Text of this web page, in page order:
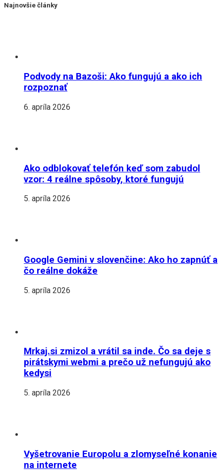
Najnovšie články
Podvody na Bazoši: Ako fungujú a ako ich
rozpoznať
6. apríla 2026
Ako odblokovať telefón keď som zabudol
vzor: 4 reálne spôsoby, ktoré fungujú
5. apríla 2026
Google Gemini v slovenčine: Ako ho zapnúť a
čo reálne dokáže
5. apríla 2026
Mrkaj.si zmizol a vrátil sa inde. Čo sa deje s
pirátskymi webmi a prečo už nefungujú ako
kedysi
5. apríla 2026
Vyšetrovanie Europolu a zlomyseľné konanie
na internete